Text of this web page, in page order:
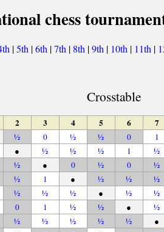
chess
|5th |6th |7th | 8th |9th | 10th | 11th |
Crosstable
2 3 4 5 6 7
½ 0 ½ ½ 0 1
● ½ ½ ½ 1 ½
½ ● 0 ½ 0 ½
½ 1 ● ½ ½ ½
½ ½ ½ ● ½ ½
0 1 ½ ½ ● ½
½ ½ ½ ½ ½ ●